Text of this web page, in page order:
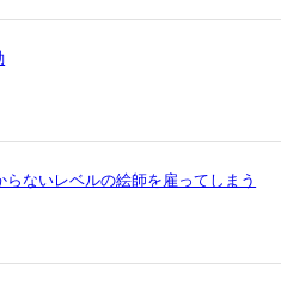
らないレベルの絵師を雇ってしまう